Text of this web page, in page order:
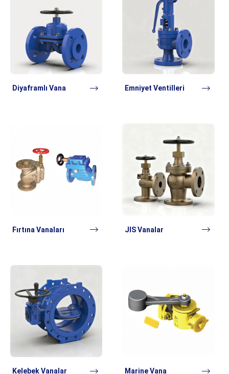
Diyaframlı Vana Emniyet Ventilleri
Fırtına Vanaları JIS Vanalar
Kelebek Vanalar Marine Vana